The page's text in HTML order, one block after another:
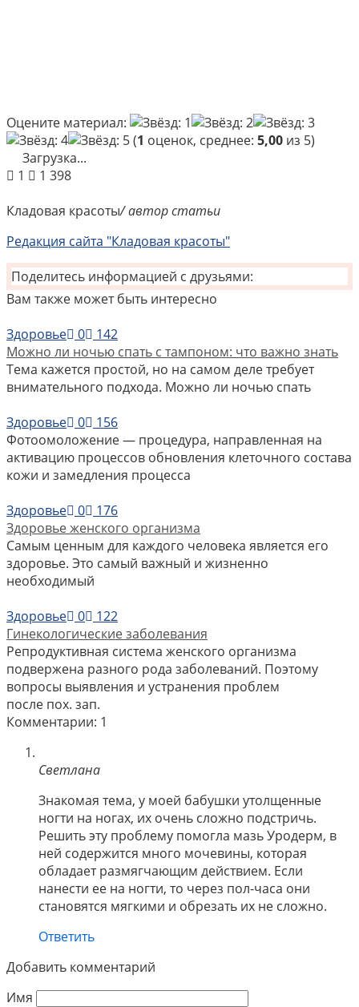
Оцените материал:
(1 оценок, среднее: 5,00 из 5)
Загрузка...
1
1 398
Кладовая красоты/ автор статьи
Редакция сайта "Кладовая красоты"
Поделитесь информацией с друзьями:
Вам также может быть интересно
Здоровье
0
142
Можно ли ночью спать с тампоном: что важно знать
Тема кажется простой, но на самом деле требует
внимательного подхода. Можно ли ночью спать
Здоровье
0
156
Фотоомоложение — процедура, направленная на
активацию процессов обновления клеточного состава
кожи и замедления процесса
Здоровье
0
176
Здоровье женского организма
Самым ценным для каждого человека является его
здоровье. Это самый важный и жизненно
необходимый
Здоровье
0
122
Гинекологические заболевания
Репродуктивная система женского организма
подвержена разного рода заболеваний. Поэтому
вопросы выявления и устранения проблем
после пох. зап.
Комментарии: 1
Светлана
Знакомая тема, у моей бабушки утолщенные
ногти на ногах, их очень сложно подстричь.
Решить эту проблему помогла мазь Уродерм, в
ней содержится много мочевины, которая
обладает размягчающим действием. Если
нанести ее на ногти, то через пол-часа они
становятся мягкими и обрезать их не сложно.
Ответить
Добавить комментарий
Имя